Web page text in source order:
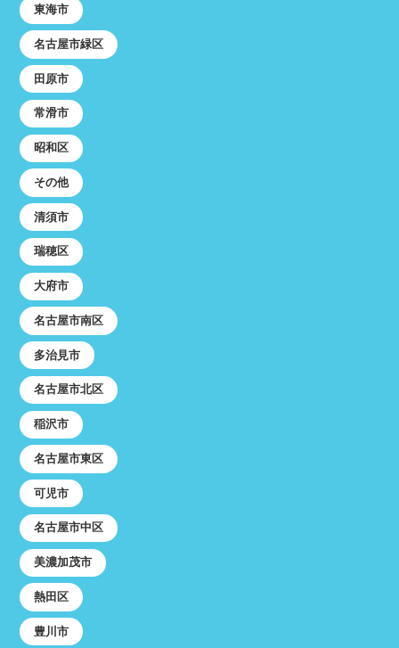
東海市
名古屋市緑区
田原市
常滑市
昭和区
その他
清須市
瑞穂区
大府市
名古屋市南区
多治見市
名古屋市北区
稲沢市
名古屋市東区
可児市
名古屋市中区
美濃加茂市
熱田区
豊川市